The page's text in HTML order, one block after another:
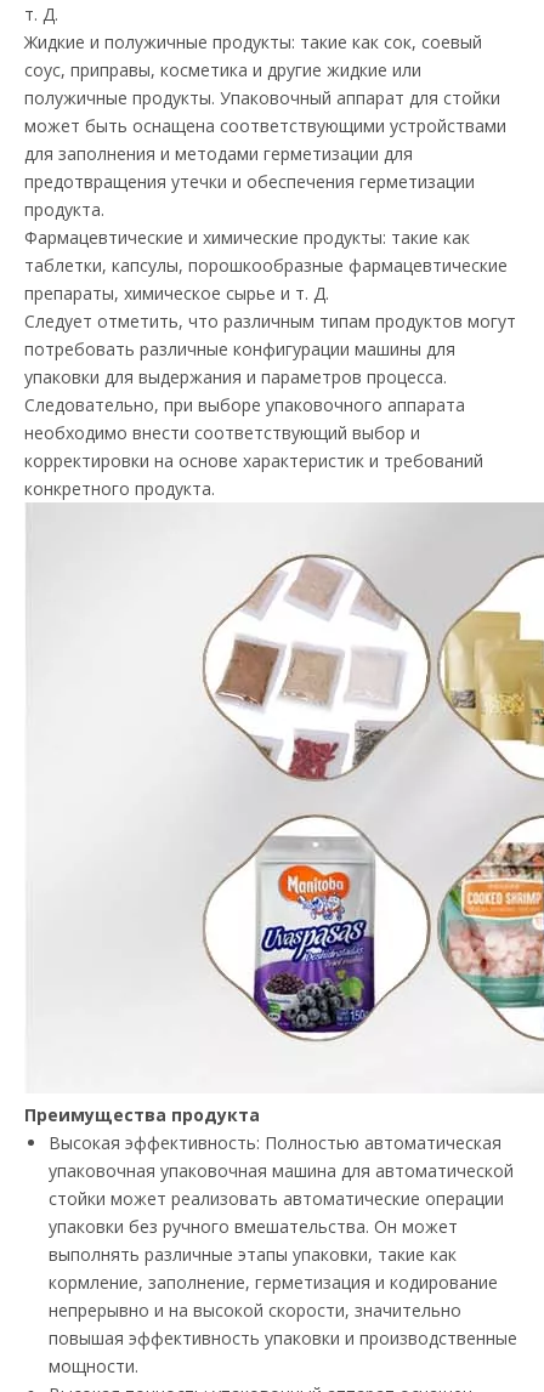
т. Д.
Жидкие и полужичные продукты: такие как сок, соевый
соус, приправы, косметика и другие жидкие или
полужичные продукты. Упаковочный аппарат для стойки
может быть оснащена соответствующими устройствами
для заполнения и методами герметизации для
предотвращения утечки и обеспечения герметизации
продукта.
Фармацевтические и химические продукты: такие как
таблетки, капсулы, порошкообразные фармацевтические
препараты, химическое сырье и т. Д.
Следует отметить, что различным типам продуктов могут
потребовать различные конфигурации машины для
упаковки для выдержания и параметров процесса.
Следовательно, при выборе упаковочного аппарата
необходимо внести соответствующий выбор и
корректировки на основе характеристик и требований
конкретного продукта.
Преимущества продукта
Высокая эффективность: Полностью автоматическая
упаковочная упаковочная машина для автоматической
стойки может реализовать автоматические операции
упаковки без ручного вмешательства. Он может
выполнять различные этапы упаковки, такие как
кормление, заполнение, герметизация и кодирование
непрерывно и на высокой скорости, значительно
повышая эффективность упаковки и производственные
мощности.